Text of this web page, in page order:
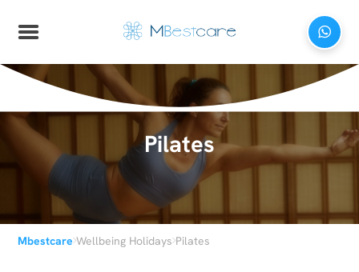
Pilates
Mbestcare›Wellbeing Holidays›Pilates